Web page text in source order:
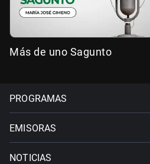
Más de uno Sagunto
PROGRAMAS
EMISORAS
NOTICIAS